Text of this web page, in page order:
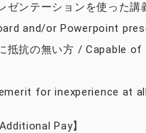
ゼンテーションを使った
and/or Powerpoint
抵抗の無い方 / Capable
for inexperience at all
Pay】